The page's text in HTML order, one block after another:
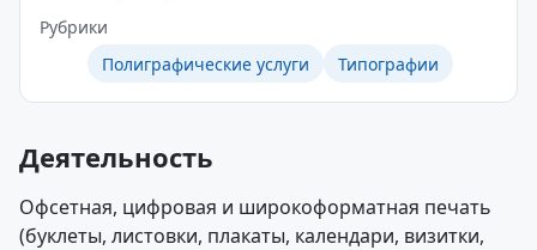
Рубрики
Полиграфические услуги
Типографии
Деятельность
Офсетная, цифровая и широкоформатная печать
(буклеты, листовки, плакаты, календари, визитки,